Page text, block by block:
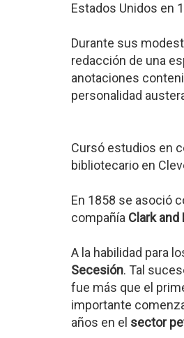
Estados Unidos en
Durante sus
redacción de una
anotaciones
personalidad
Cursó estudios en
bibliotecario en
En 1858 se asoció
compañía Clark
A la habilidad para
Secesión. Tal
fue más que el
importante
años en el sector